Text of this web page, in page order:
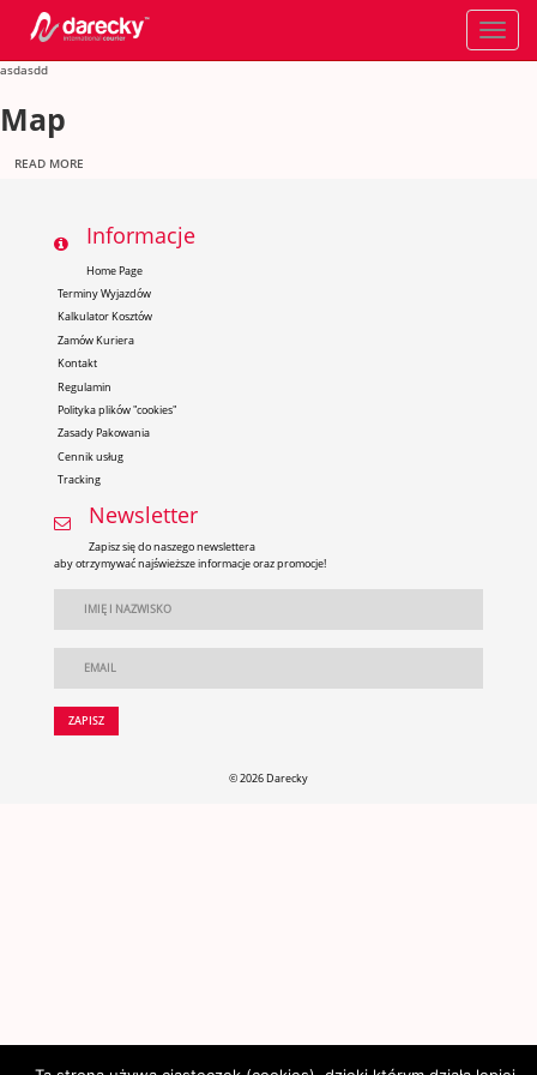
Toggle
asdasdd
Map
READ MORE
Informacje
Home Page
Terminy Wyjazdów
Kalkulator Kosztów
Zamów Kuriera
Kontakt
Regulamin
Polityka plików "cookies"
Zasady Pakowania
Cennik usług
Tracking
Newsletter
Zapisz się do naszego newslettera
aby otrzymywać najświeższe informacje oraz promocje!
© 2026 Darecky